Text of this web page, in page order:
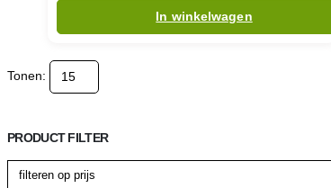
In winkelwagen
Tonen:
PRODUCT FILTER